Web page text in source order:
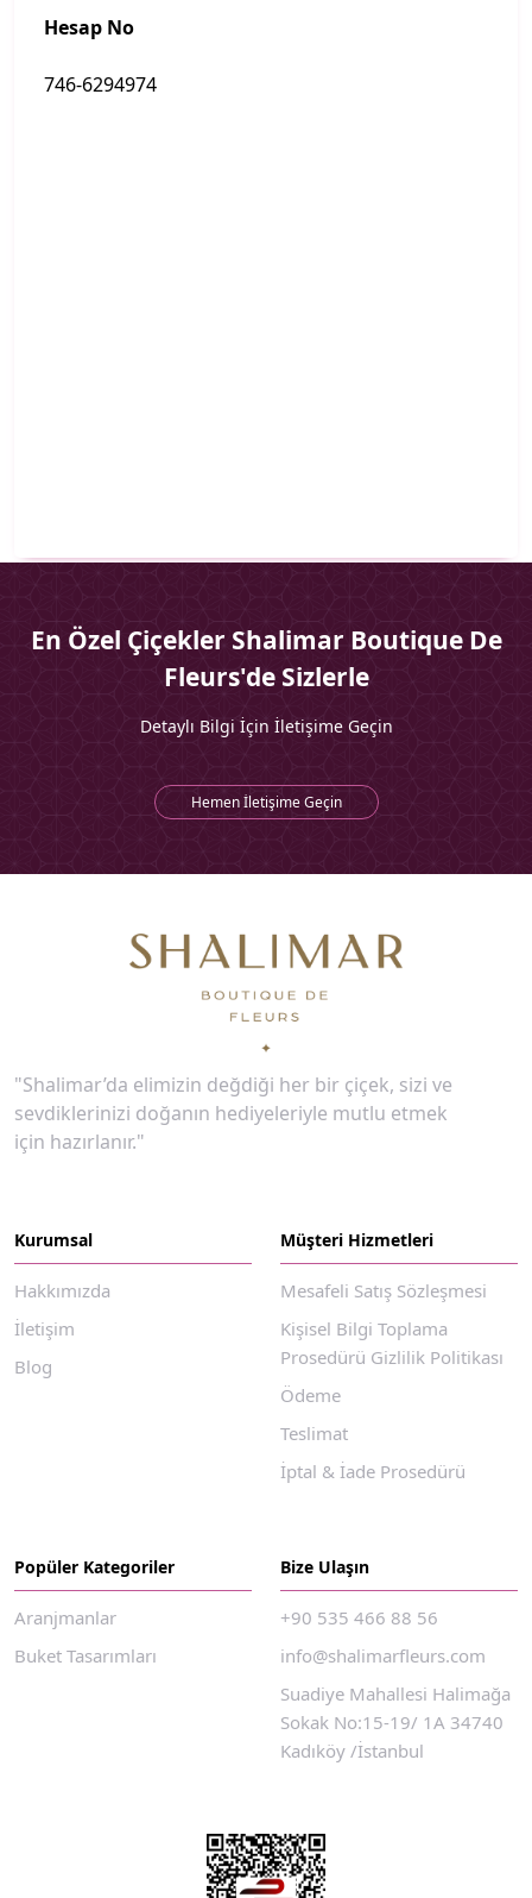
Hesap No
746-6294974
En Özel Çiçekler Shalimar Boutique De
Fleurs'de Sizlerle
Detaylı Bilgi İçin İletişime Geçin
Hemen İletişime Geçin
"Shalimar’da elimizin değdiği her bir çiçek, sizi ve
sevdiklerinizi doğanın hediyeleriyle mutlu etmek
için hazırlanır."
Kurumsal
Hakkımızda
İletişim
Blog
Müşteri Hizmetleri
Mesafeli Satış Sözleşmesi
Kişisel Bilgi Toplama
Prosedürü Gizlilik Politikası
Ödeme
Teslimat
İptal & İade Prosedürü
Popüler Kategoriler
Aranjmanlar
Buket Tasarımları
Bize Ulaşın
+90 535 466 88 56
info@shalimarfleurs.com
Suadiye Mahallesi Halimağa
Sokak No:15-19/ 1A 34740
Kadıköy /İstanbul